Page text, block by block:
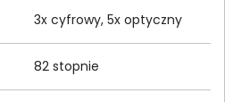
3x cyfrowy, 5x optyczny
82 stopnie